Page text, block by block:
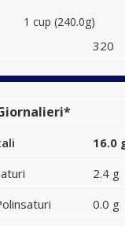
1 cup (240.0g)
320
16.0
2.4 g
0.0 g